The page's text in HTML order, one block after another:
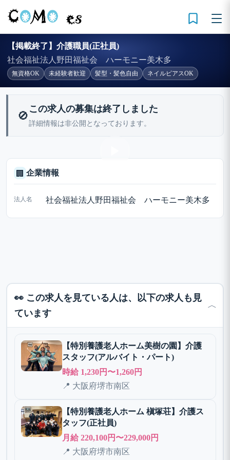
【掲載終了】介護職員(正社員)
社会福祉法人野田福祉会 ハーモニー美木多
無資格OK 未経験者歓迎 髪型・髪色自由 ネイルピアスOK
🚫
この求人の募集は終了しました
詳細情報は非公開となっております。
🏢 企業情報
法人名 社会福祉法人野田福祉会 ハーモニー美木多
👀 この求人を見ている人は、以下の求人も見
ています
﹀
【特別養護老人ホーム美樹の園】介護
スタッフ(アルバイト・パート)
時給 1,230円〜1,260円
📍 大阪府堺市南区
【特別養護老人ホーム 槇塚荘】介護ス
タッフ(正社員)
月給 220,100円〜229,000円
📍 大阪府堺市南区